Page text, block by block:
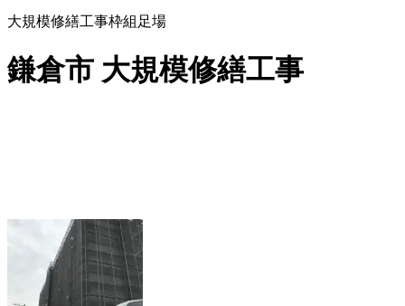
大規模修繕工事枠組足場
鎌倉市 大規模修繕工事